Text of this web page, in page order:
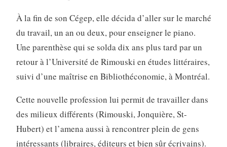
À la fin de son Cégep, elle décida d’aller sur le marché
du travail, un an ou deux, pour enseigner le piano.
Une parenthèse qui se solda dix ans plus tard par un
retour à l’Université de Rimouski en études littéraires,
suivi d’une maîtrise en Bibliothéconomie, à Montréal.
Cette nouvelle profession lui permit de travailler dans
des milieux différents (Rimouski, Jonquière, St-
Hubert) et l’amena aussi à rencontrer plein de gens
intéressants (libraires, éditeurs et bien sûr écrivains).